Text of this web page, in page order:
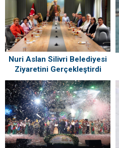
Nuri Aslan Silivri Belediyesi
Ziyaretini Gerçekleştirdi